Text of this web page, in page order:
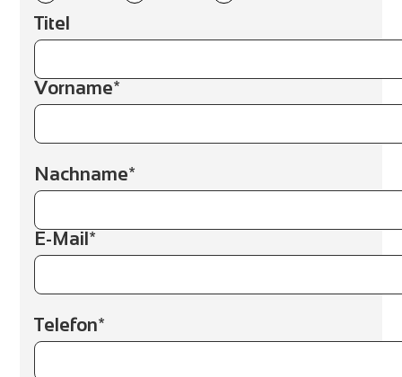
Titel
Vorname*
Nachname*
E-Mail*
Telefon*